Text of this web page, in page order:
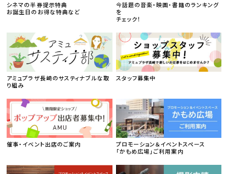
シネマの半券提示特典
お誕生日のお得な特典など
今話題の音楽・映画・書籍のランキング
を
チェック！
アミュプラザ長崎のサスティナブルな取
り組み
スタッフ募集中
催事・イベント出店のご案内
プロモーション＆イベントスペース
「かもめ広場」ご利用案内